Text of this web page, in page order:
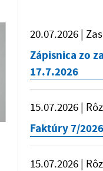
20.07.2026 |
Zápisnica zo
17.7.2026
15.07.2026 |
Faktúry 7/2026
15.07.2026 |